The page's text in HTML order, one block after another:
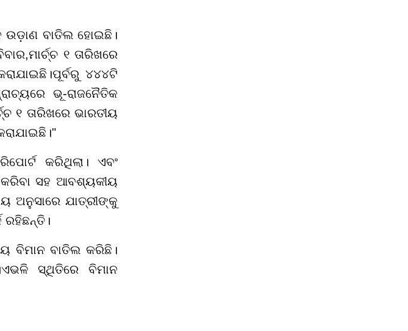
ବାତିଲ ହୋଇଛି।
,ମାର୍ଚ୍ଚ ୧ ତାରିଖରେ
।ପୂର୍ବରୁ ୪୪୪ଟି
ଭୂ-ରାଜନୈତିକ
୧ ତାରିଖରେ ଭାରତୀୟ
"
କରିଥିଲା। ଏବଂ
କରିବା ସହ ଆବଶ୍ୟକୀୟ
ଅନୁସାରେ ଯାତ୍ରୀଙ୍କୁ
ରହିଛନ୍ତି।
ବିମାନ ବାତିଲ କରିଛି।
ଏଭଳି ସ୍ଥିତିରେ ବିମାନ